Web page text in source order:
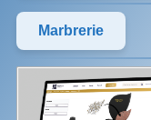
Marbrerie